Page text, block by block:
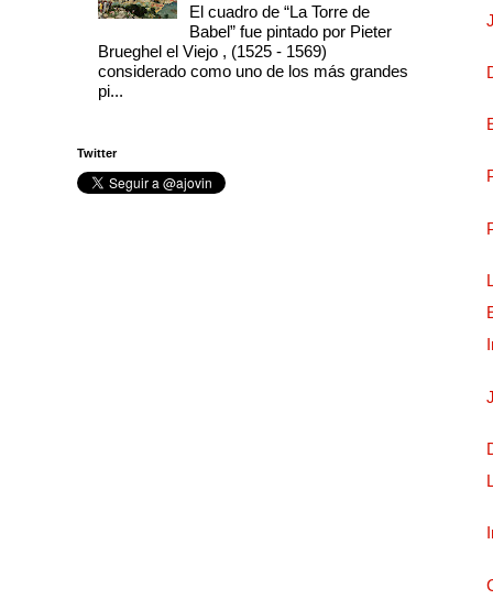
El cuadro de “La Torre de
Babel” fue pintado por Pieter
Brueghel el Viejo , (1525 - 1569)
considerado como uno de los más grandes
pi...
Twitter